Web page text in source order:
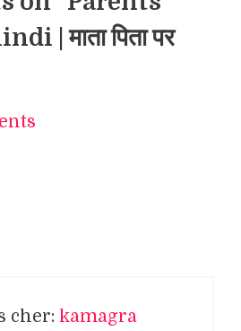
| माता पिता पर
cher: kamagra